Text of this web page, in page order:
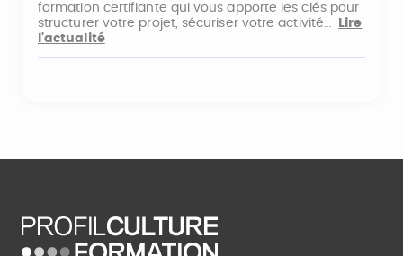
formation certifiante qui vous apporte les clés pour
structurer votre projet, sécuriser votre activité…
Lire
l'actualité